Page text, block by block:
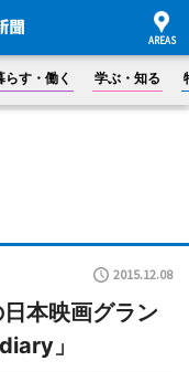
らす・働く 学ぶ・知る
2015.12.08
本映画グラン
」